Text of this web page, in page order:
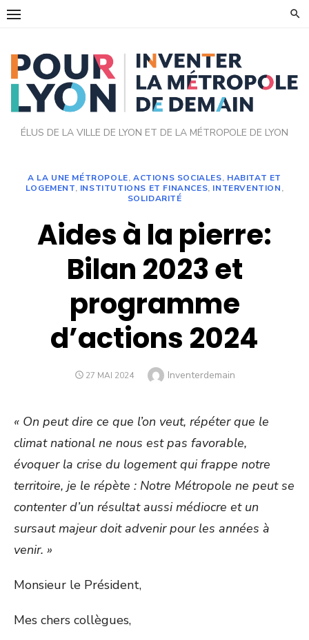
Skip
ÉLUS DE LA VILLE DE LYON ET DE LA MÉTROPOLE DE LYON
A LA UNE MÉTROPOLE,ACTIONS SOCIALES, HABITAT ET
LOGEMENT, INSTITUTIONS ET FINANCES, INTERVENTION,
SOLIDARITÉ
Aides à la pierre:
Bilan 2023 et
programme
d’actions 2024
POSTED
27 MAI 2024 Author
Inventerdemain
« On peut dire ce que l’on veut, répéter que le
climat national ne nous est pas favorable,
évoquer la crise du logement qui frappe notre
territoire, je le répète : Notre Métropole ne peut se
contenter d’un résultat aussi médiocre et un
sursaut majeur doit advenir pour les années à
venir. »
Monsieur le Président,
Mes chers collègues,